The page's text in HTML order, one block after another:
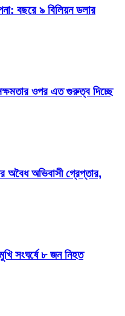
বছরে ৯ বিলিয়ন ডলার
ওপর এত গুরুত্ব দিচ্ছে
অবৈধ অভিবাসী গ্রেপ্তার,
সংঘর্ষে ৮ জন নিহত